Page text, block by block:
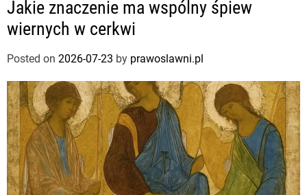
Jakie znaczenie ma wspólny śpiew
wiernych w cerkwi
Posted on 2026-07-23 by prawoslawni.pl